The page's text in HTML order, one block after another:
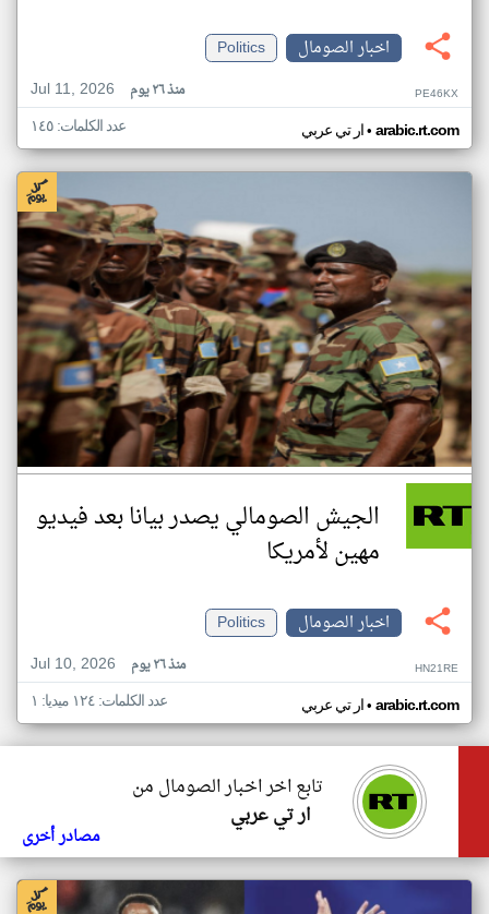
اخبار الصومال
Politics
Jul 11, 2026
منذ ٢٦ يوم PE46KX
ار تي عربي• arabic.rt.com عدد الكلمات: ١٤٥
الجيش الصومالي يصدر بيانا بعد فيديو
مهين لأمريكا
اخبار الصومال
Politics
Jul 10, 2026
منذ ٢٦ يوم HN21RE
ار تي عربي• arabic.rt.com عدد الكلمات: ١٢٤ ميديا: ١
تابع اخر اخبار الصومال من
ار تي عربي
مصادر أخرى